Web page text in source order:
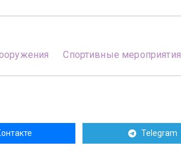
Спортивные мероприятия
Telegram